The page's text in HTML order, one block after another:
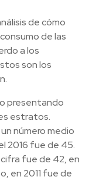
de cómo
de las
a los
son los
presentando
estratos.
número medio
2016 fue de 45.
cifra fue de 42, en
en 2011 fue de